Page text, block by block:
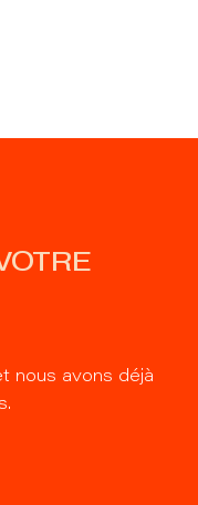
nous avons déjà